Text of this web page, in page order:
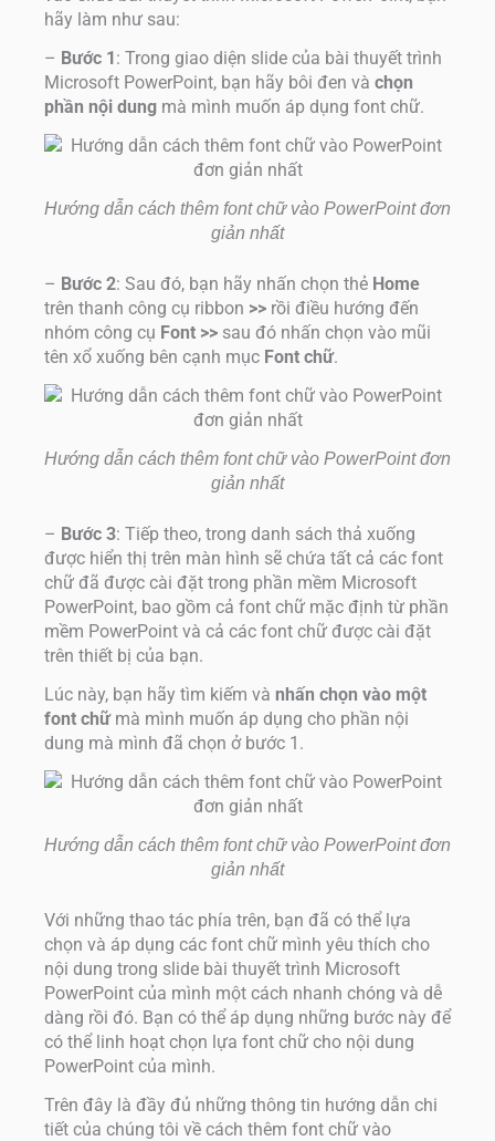
hãy làm như sau:
– Bước 1: Trong giao diện slide của bài thuyết trình
Microsoft PowerPoint, bạn hãy bôi đen và chọn
phần nội dung mà mình muốn áp dụng font chữ.
Hướng dẫn cách thêm font chữ vào PowerPoint đơn
giản nhất
– Bước 2: Sau đó, bạn hãy nhấn chọn thẻ Home
trên thanh công cụ ribbon >> rồi điều hướng đến
nhóm công cụ Font >> sau đó nhấn chọn vào mũi
tên xổ xuống bên cạnh mục Font chữ.
Hướng dẫn cách thêm font chữ vào PowerPoint đơn
giản nhất
– Bước 3: Tiếp theo, trong danh sách thả xuống
được hiển thị trên màn hình sẽ chứa tất cả các font
chữ đã được cài đặt trong phần mềm Microsoft
PowerPoint, bao gồm cả font chữ mặc định từ phần
mềm PowerPoint và cả các font chữ được cài đặt
trên thiết bị của bạn.
Lúc này, bạn hãy tìm kiếm và nhấn chọn vào một
font chữ mà mình muốn áp dụng cho phần nội
dung mà mình đã chọn ở bước 1.
Hướng dẫn cách thêm font chữ vào PowerPoint đơn
giản nhất
Với những thao tác phía trên, bạn đã có thể lựa
chọn và áp dụng các font chữ mình yêu thích cho
nội dung trong slide bài thuyết trình Microsoft
PowerPoint của mình một cách nhanh chóng và dễ
dàng rồi đó. Bạn có thể áp dụng những bước này để
có thể linh hoạt chọn lựa font chữ cho nội dung
PowerPoint của mình.
Trên đây là đầy đủ những thông tin hướng dẫn chi
tiết của chúng tôi về cách thêm font chữ vào